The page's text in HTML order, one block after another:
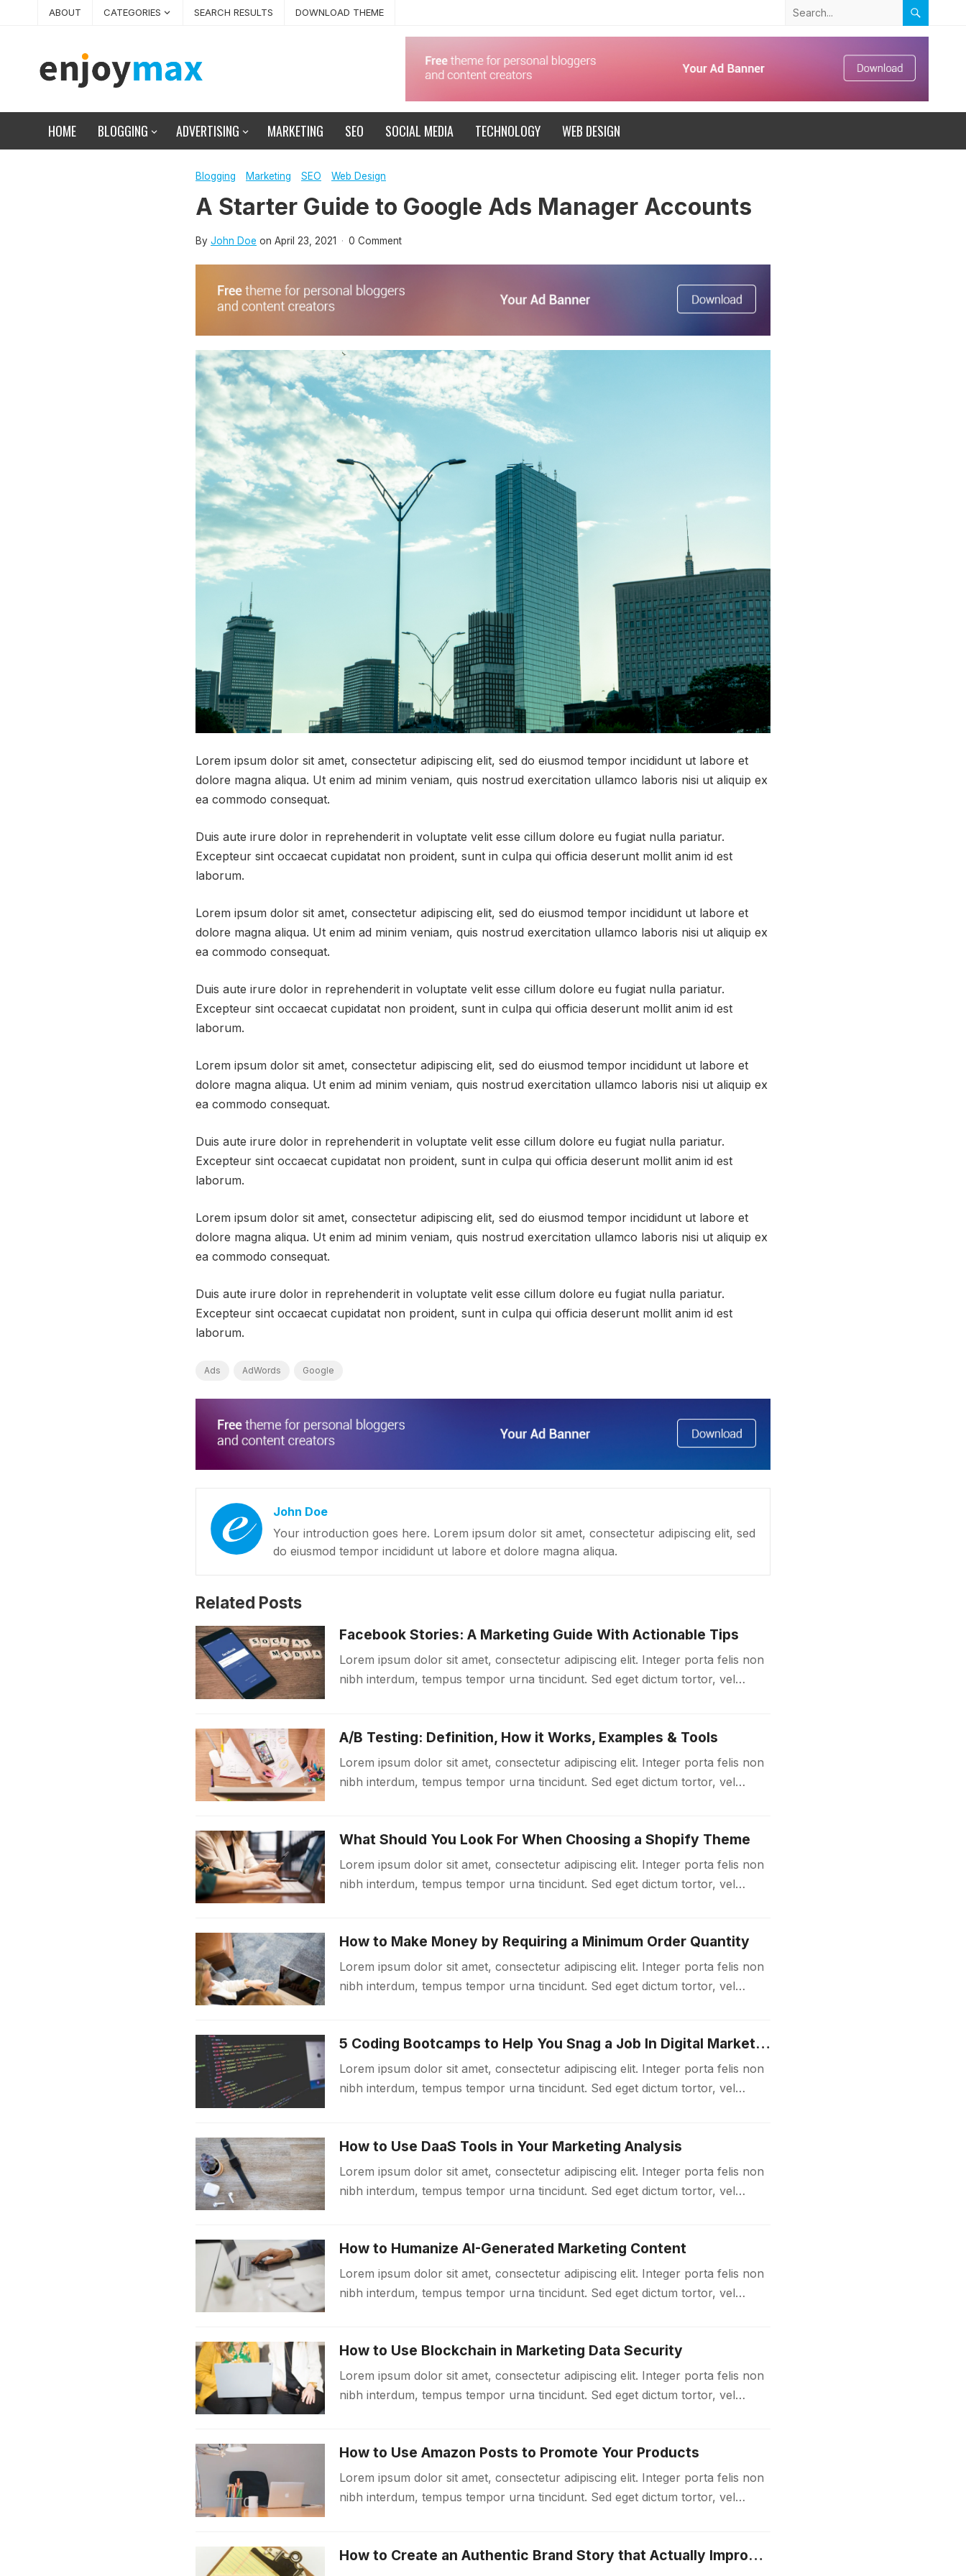
ABOUT CATEGORIES SEARCH RESULTS DOWNLOAD THEME
HOME BLOGGING ADVERTISING MARKETING SEO SOCIAL MEDIA TECHNOLOGY WEB DESIGN
Blogging Marketing SEO Web Design
A Starter Guide to Google Ads Manager Accounts
By John Doe on April 23, 2021 · 0 Comment
Lorem ipsum dolor sit amet, consectetur adipiscing elit, sed do eiusmod tempor incididunt ut labore et
dolore magna aliqua. Ut enim ad minim veniam, quis nostrud exercitation ullamco laboris nisi ut aliquip ex
ea commodo consequat.
Duis aute irure dolor in reprehenderit in voluptate velit esse cillum dolore eu fugiat nulla pariatur.
Excepteur sint occaecat cupidatat non proident, sunt in culpa qui officia deserunt mollit anim id est
laborum.
Lorem ipsum dolor sit amet, consectetur adipiscing elit, sed do eiusmod tempor incididunt ut labore et
dolore magna aliqua. Ut enim ad minim veniam, quis nostrud exercitation ullamco laboris nisi ut aliquip ex
ea commodo consequat.
Duis aute irure dolor in reprehenderit in voluptate velit esse cillum dolore eu fugiat nulla pariatur.
Excepteur sint occaecat cupidatat non proident, sunt in culpa qui officia deserunt mollit anim id est
laborum.
Lorem ipsum dolor sit amet, consectetur adipiscing elit, sed do eiusmod tempor incididunt ut labore et
dolore magna aliqua. Ut enim ad minim veniam, quis nostrud exercitation ullamco laboris nisi ut aliquip ex
ea commodo consequat.
Duis aute irure dolor in reprehenderit in voluptate velit esse cillum dolore eu fugiat nulla pariatur.
Excepteur sint occaecat cupidatat non proident, sunt in culpa qui officia deserunt mollit anim id est
laborum.
Lorem ipsum dolor sit amet, consectetur adipiscing elit, sed do eiusmod tempor incididunt ut labore et
dolore magna aliqua. Ut enim ad minim veniam, quis nostrud exercitation ullamco laboris nisi ut aliquip ex
ea commodo consequat.
Duis aute irure dolor in reprehenderit in voluptate velit esse cillum dolore eu fugiat nulla pariatur.
Excepteur sint occaecat cupidatat non proident, sunt in culpa qui officia deserunt mollit anim id est
laborum.
Ads AdWords Google
John Doe
Your introduction goes here. Lorem ipsum dolor sit amet, consectetur adipiscing elit, sed
do eiusmod tempor incididunt ut labore et dolore magna aliqua.
Related Posts
Facebook Stories: A Marketing Guide With Actionable Tips
Lorem ipsum dolor sit amet, consectetur adipiscing elit. Integer porta felis non
nibh interdum, tempus tempor urna tincidunt. Sed eget dictum tortor, vel
A/B Testing: Definition, How it Works, Examples & Tools
Lorem ipsum dolor sit amet, consectetur adipiscing elit. Integer porta felis non
nibh interdum, tempus tempor urna tincidunt. Sed eget dictum tortor, vel
What Should You Look For When Choosing a Shopify Theme
Lorem ipsum dolor sit amet, consectetur adipiscing elit. Integer porta felis non
nibh interdum, tempus tempor urna tincidunt. Sed eget dictum tortor, vel
How to Make Money by Requiring a Minimum Order Quantity
Lorem ipsum dolor sit amet, consectetur adipiscing elit. Integer porta felis non
nibh interdum, tempus tempor urna tincidunt. Sed eget dictum tortor, vel
5 Coding Bootcamps to Help You Snag a Job In Digital Marketing
Lorem ipsum dolor sit amet, consectetur adipiscing elit. Integer porta felis non
nibh interdum, tempus tempor urna tincidunt. Sed eget dictum tortor, vel
How to Use DaaS Tools in Your Marketing Analysis
Lorem ipsum dolor sit amet, consectetur adipiscing elit. Integer porta felis non
nibh interdum, tempus tempor urna tincidunt. Sed eget dictum tortor, vel
How to Humanize AI-Generated Marketing Content
Lorem ipsum dolor sit amet, consectetur adipiscing elit. Integer porta felis non
nibh interdum, tempus tempor urna tincidunt. Sed eget dictum tortor, vel
How to Use Blockchain in Marketing Data Security
Lorem ipsum dolor sit amet, consectetur adipiscing elit. Integer porta felis non
nibh interdum, tempus tempor urna tincidunt. Sed eget dictum tortor, vel
How to Use Amazon Posts to Promote Your Products
Lorem ipsum dolor sit amet, consectetur adipiscing elit. Integer porta felis non
nibh interdum, tempus tempor urna tincidunt. Sed eget dictum tortor, vel
How to Create an Authentic Brand Story that Actually Improves Trust